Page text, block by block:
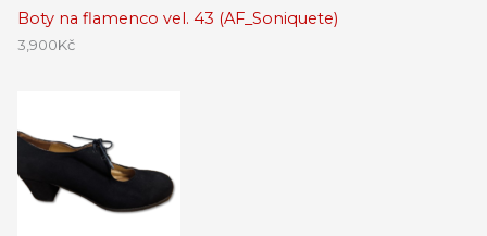
Boty na flamenco vel. 43 (AF_Soniquete)
3,900Kč